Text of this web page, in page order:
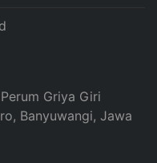
Griya Giri
Banyuwangi, Jawa